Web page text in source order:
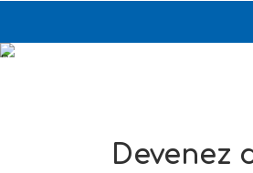
Prev
Devenez